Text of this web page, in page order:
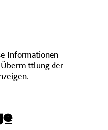
Informationen
Übermittlung der